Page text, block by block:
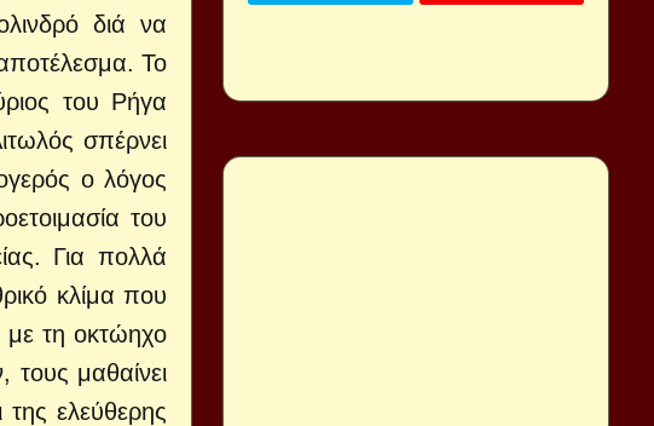
διά να
Το
του Ρήγα
σπέρνει
ο λόγος
του
Για πολλά
κλίμα που
με τη οκτώηχο
τους μαθαίνει
ελεύθερης